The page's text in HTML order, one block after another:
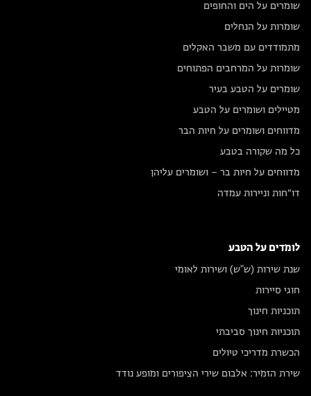
שומרים על הים והחופים
שומרות על הנחלים
מתמודדים עם משבר האקלים
שומרות על המרחבים הפתוחים
שומרים על הטבע בעיר
מטיילים ושומרים על הטבע
מדווחים ושומרים על חיות הבר
כל מה שקורה בטבע
מדווחים על חיות בר – ושומרים עליהן
דו״חות וניירות עמדה
לומדים על הטבע
שנת שירות (ש"ש) ושירות לאומי
חוגי סיירות
תוכניות חינוך
תוכניות חינוך סביבתי
הכשרת מדריכי טיולים
שירת הזמיר: אלבום שירי הציפורים ומופע נודד